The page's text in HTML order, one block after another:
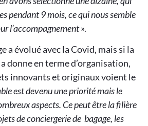
pendant 9 mois, ce qui nous semble
l’accompagnement».
a évolué avec la Covid, mais si la
donne en terme d’organisation,
innovants et originaux voient le
est devenu une priorité mais le
aspects. Ce peut être la filière
de conciergerie de bagage, les